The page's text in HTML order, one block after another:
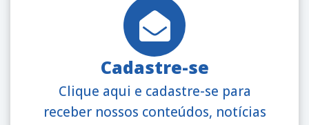
Cadastre-se
Clique aqui e cadastre-se para
receber nossos conteúdos, notícias